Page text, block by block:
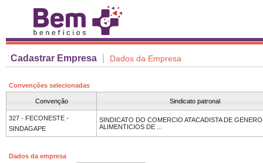
Cadastrar Empresa Dados da Empresa
Convenções selecionadas
Convenção Sindicato patronal
327 - FECONESTE -
SINDICATO DO COMERCIO ATACADISTA DE
ALIMENTICIOS DE ...
Dados da empresa